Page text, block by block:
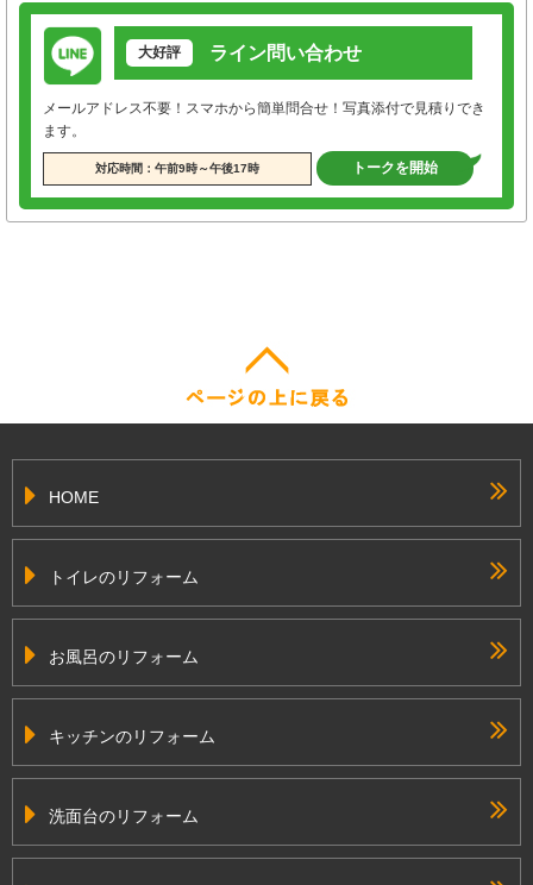
大好評 ライン問い合わせ
メールアドレス不要！スマホから簡単問合せ！写真添付で見積りでき
ます。
対応時間：午前9時～午後17時 トークを開始
HOME
トイレのリフォーム
お風呂のリフォーム
キッチンのリフォーム
洗面台のリフォーム